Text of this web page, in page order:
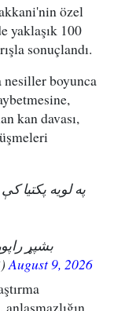
özel
yaklaşık 100
sonuçlandı.
nesiller boyunca
kan davası,
په لویه پکتیا
بشپړ
August 9, 2026